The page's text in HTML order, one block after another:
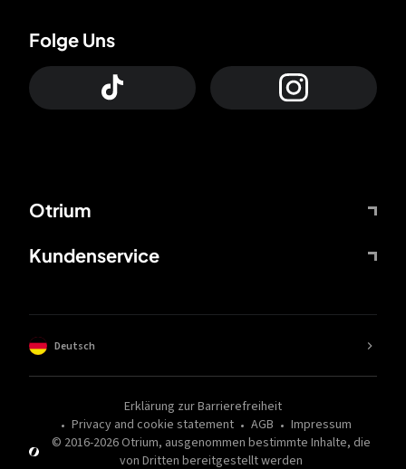
Otrium
Kundenservice
Folge Uns
© 2016-2026Otrium, ausgenommen bestimmte Inhalte, die
von Dritten bereitgestellt werden
Erklärung zur Barrierefreiheit
Privacy and cookie statement
AGB Impressum
Deutsch